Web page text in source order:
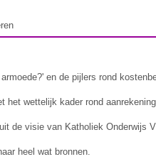
en de pijlers rond
het wettelijk kader rond
de visie van Katholiek Onderwijs
heel wat bronnen.